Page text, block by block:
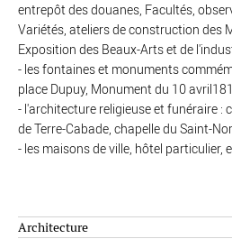
Architecture
entrepôt des douanes, Facultés,
Variétés, ateliers de construction des
Exposition des Beaux-Arts et de
- les fontaines et monuments
place Dupuy, Monument du 10
- l'architecture religieuse et funéraire :
de Terre-Cabade, chapelle du Saint-
- les maisons de ville, hôtel particulier,